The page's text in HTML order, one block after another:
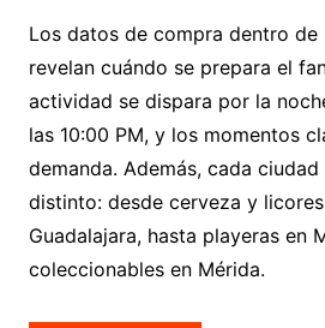
Los datos de compra dentro de
revelan cuándo se prepara el
actividad se dispara por la
las 10:00 PM, y los momentos
demanda. Además, cada
distinto: desde cerveza y
Guadalajara, hasta playeras en
coleccionables en Mérida.